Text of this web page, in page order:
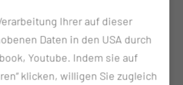
Medizinischen
– Carl Thiem (MUL – CT)
verbunden.
gegen Krebs e.V." mit seinen
Ihrer auf dieser
Daten in den USA durch
Youtube. Indem sie auf
klicken, willigen Sie zugleich